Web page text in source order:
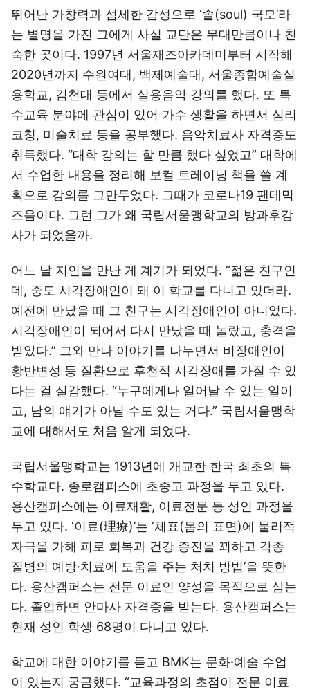
뛰어난 가창력과 섬세한 감성으로 ‘솔(soul) 국모’라
는 별명을 가진 그에게 사실 교단은 무대만큼이나 친
숙한 곳이다. 1997년 서울재즈아카데미부터 시작해
2020년까지 수원여대, 백제예술대, 서울종합예술실
용학교, 김천대 등에서 실용음악 강의를 했다. 또 특
수교육 분야에 관심이 있어 가수 생활을 하면서 심리
코칭, 미술치료 등을 공부했다. 음악치료사 자격증도
취득했다. “대학 강의는 할 만큼 했다 싶었고” 대학에
서 수업한 내용을 정리해 보컬 트레이닝 책을 쓸 계
획으로 강의를 그만두었다. 그때가 코로나19 팬데믹
즈음이다. 그런 그가 왜 국립서울맹학교의 방과후강
사가 되었을까.
어느 날 지인을 만난 게 계기가 되었다. “젊은 친구인
데, 중도 시각장애인이 돼 이 학교를 다니고 있더라.
예전에 만났을 때 그 친구는 시각장애인이 아니었다.
시각장애인이 되어서 다시 만났을 때 놀랐고, 충격을
받았다.” 그와 만나 이야기를 나누면서 비장애인이
황반변성 등 질환으로 후천적 시각장애를 가질 수 있
다는 걸 실감했다. “누구에게나 일어날 수 있는 일이
고, 남의 얘기가 아닐 수도 있는 거다.” 국립서울맹학
교에 대해서도 처음 알게 되었다.
국립서울맹학교는 1913년에 개교한 한국 최초의 특
수학교다. 종로캠퍼스에 초중고 과정을 두고 있다.
용산캠퍼스에는 이료재활, 이료전문 등 성인 과정을
두고 있다. ‘이료(理療)’는 ‘체표(몸의 표면)에 물리적
자극을 가해 피로 회복과 건강 증진을 꾀하고 각종
질병의 예방·치료에 도움을 주는 처치 방법’을 뜻한
다. 용산캠퍼스는 전문 이료인 양성을 목적으로 삼는
다. 졸업하면 안마사 자격증을 받는다. 용산캠퍼스는
현재 성인 학생 68명이 다니고 있다.
학교에 대한 이야기를 듣고 BMK는 문화·예술 수업
이 있는지 궁금했다. “교육과정의 초점이 전문 이료